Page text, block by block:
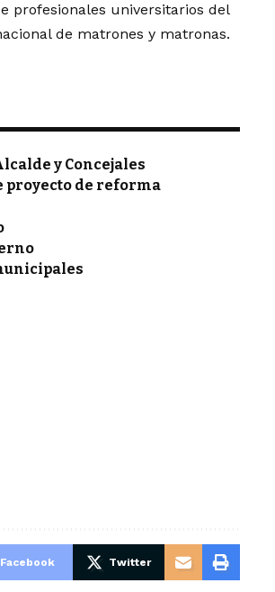
profesionales universitarios del
de matrones y matronas.
y Concejales
proyecto de reforma
Facebook Twitter